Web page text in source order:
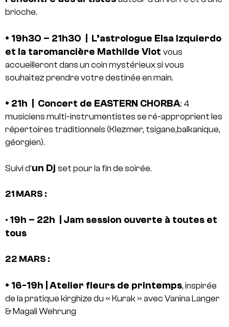
brioche.
• 19h30 – 21h30 | L’astrologue Elsa Izquierdo
et la taromancière Mathilde Viot vous
accueilleront dans un coin mystérieux si vous
souhaitez prendre votre destinée en main.
• 21h | Concert de EASTERN CHORBA: 4
musiciens multi-instrumentistes se ré-approprient les
répertoires traditionnels (Klezmer, tsigane,balkanique,
géorgien).
Suivi d’un Dj set pour la fin de soirée.
21 MARS :
• 19h – 22h | Jam session ouverte à toutes et
tous
22 MARS :
• 16-19h | Atelier fleurs de printemps, inspirée
de la pratique kirghize du « Kurak » avec Vanina Langer
& Magali Wehrung